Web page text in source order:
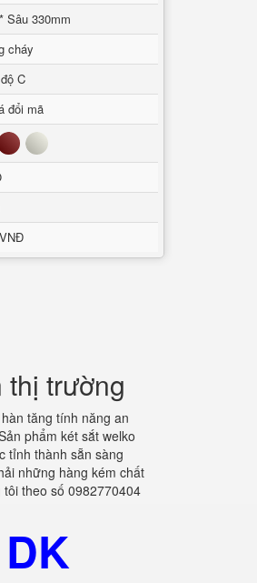
Sâu 330mm
cháy
C
đổi mã
Đỏ Trắng
trường
tăng tính năng an
phẩm két sắt welko
tỉnh thành sẵn sàng
những hàng kém chất
theo số 0982770404